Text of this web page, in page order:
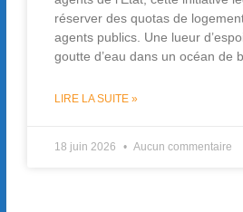
réserver des quotas de
agents publics. Une lueur
goutte d’eau dans un océan de
LIRE LA SUITE »
18 juin 2026 Aucun commentaire